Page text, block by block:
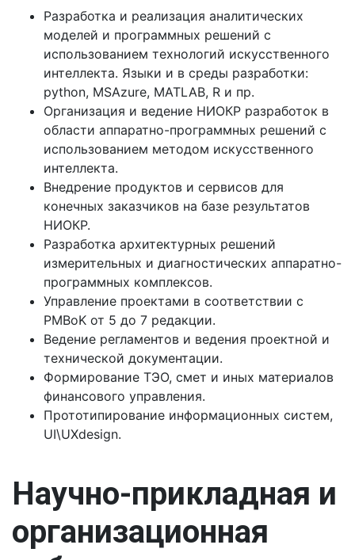
Разработка и реализация аналитических
моделей и программных решений с
использованием технологий искусственного
интеллекта. Языки и в среды разработки:
python, MSAzure, MATLAB, R и пр.
Организация и ведение НИОКР разработок в
области аппаратно-программных решений с
использованием методом искусственного
интеллекта.
Внедрение продуктов и сервисов для
конечных заказчиков на базе результатов
НИОКР.
Разработка архитектурных решений
измерительных и диагностических аппаратно-
программных комплексов.
Управление проектами в соответствии с
PMBoK от 5 до 7 редакции.
Ведение регламентов и ведения проектной и
технической документации.
Формирование ТЭО, смет и иных материалов
финансового управления.
Прототипирование информационных систем,
UI\UXdesign.
Научно-прикладная и
организационная